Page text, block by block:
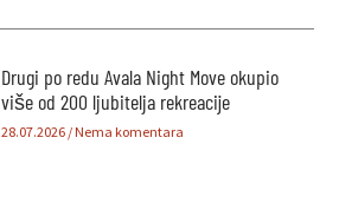
Drugi po redu Avala Night Move okupio
više od 200 ljubitelja rekreacije
28.07.2026 Nema komentara